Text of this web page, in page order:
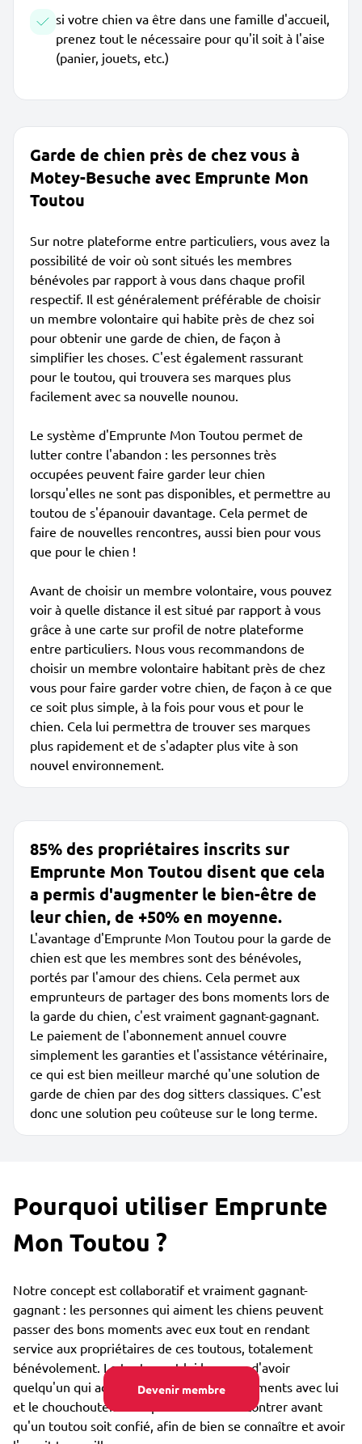
Devenir membre
si votre chien va être dans une famille d'accueil,
prenez tout le nécessaire pour qu'il soit à l'aise
(panier, jouets, etc.)
Garde de chien près de chez vous à
Motey-Besuche avec Emprunte Mon
Toutou
Sur notre plateforme entre particuliers, vous avez la
possibilité de voir où sont situés les membres
bénévoles par rapport à vous dans chaque profil
respectif. Il est généralement préférable de choisir
un membre volontaire qui habite près de chez soi
pour obtenir une garde de chien, de façon à
simplifier les choses. C'est également rassurant
pour le toutou, qui trouvera ses marques plus
facilement avec sa nouvelle nounou.
Le système d'Emprunte Mon Toutou permet de
lutter contre l'abandon : les personnes très
occupées peuvent faire garder leur chien
lorsqu'elles ne sont pas disponibles, et permettre au
toutou de s'épanouir davantage. Cela permet de
faire de nouvelles rencontres, aussi bien pour vous
que pour le chien !
Avant de choisir un membre volontaire, vous pouvez
voir à quelle distance il est situé par rapport à vous
grâce à une carte sur profil de notre plateforme
entre particuliers. Nous vous recommandons de
choisir un membre volontaire habitant près de chez
vous pour faire garder votre chien, de façon à ce que
ce soit plus simple, à la fois pour vous et pour le
chien. Cela lui permettra de trouver ses marques
plus rapidement et de s'adapter plus vite à son
nouvel environnement.
85% des propriétaires inscrits sur
Emprunte Mon Toutou disent que cela
a permis d'augmenter le bien-être de
leur chien, de +50% en moyenne.
L'avantage d'Emprunte Mon Toutou pour la garde de
chien est que les membres sont des bénévoles,
portés par l'amour des chiens. Cela permet aux
emprunteurs de partager des bons moments lors de
la garde du chien, c'est vraiment gagnant-gagnant.
Le paiement de l'abonnement annuel couvre
simplement les garanties et l'assistance vétérinaire,
ce qui est bien meilleur marché qu'une solution de
garde de chien par des dog sitters classiques. C'est
donc une solution peu coûteuse sur le long terme.
Pourquoi utiliser Emprunte
Mon Toutou ?
Notre concept est collaboratif et vraiment gagnant-
gagnant : les personnes qui aiment les chiens peuvent
passer des bons moments avec eux tout en rendant
service aux propriétaires de ces toutous, totalement
bénévolement. Le toutou est lui heureux d'avoir
quelqu'un qui adore partager des bons moments avec lui
et le chouchouter. Vous pouvez vous rencontrer avant
qu'un toutou soit confié, afin de bien se connaître et avoir